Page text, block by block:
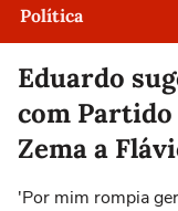
Política
Eduardo
com
Zema a
'Por mim rompia